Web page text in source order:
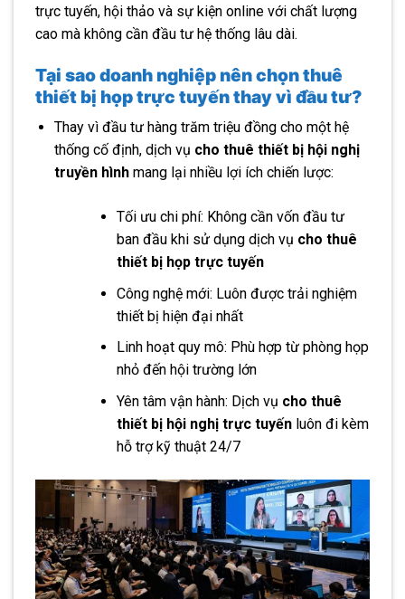
trực tuyến, hội thảo và sự kiện online với chất lượng
cao mà không cần đầu tư hệ thống lâu dài.
Tại sao doanh nghiệp nên chọn thuê
thiết bị họp trực tuyến thay vì đầu tư?
Thay vì đầu tư hàng trăm triệu đồng cho một hệ
thống cố định, dịch vụ cho thuê thiết bị hội nghị
truyền hìnhmang lại nhiều lợi ích chiến lược:
Tối ưu chi phí: Không cần vốn đầu tư
ban đầu khi sử dụng dịch vụ cho thuê
thiết bị họp trực tuyến
Công nghệ mới: Luôn được trải nghiệm
thiết bị hiện đại nhất
Linh hoạt quy mô: Phù hợp từ phòng họp
nhỏ đến hội trường lớn
Yên tâm vận hành: Dịch vụ cho thuê
thiết bị hội nghị trực tuyếnluôn đi kèm
hỗ trợ kỹ thuật 24/7